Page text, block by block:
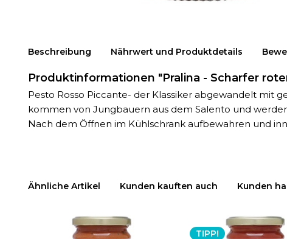
Beschreibung Nährwert und Produktdetails
Produktinformationen "Pralina - Scharfer
Pesto Rosso Piccante- der Klassiker abgewandelt mit
kommen von Jungbauern aus dem Salento und
Nach dem Öffnen im Kühlschrank aufbewahren und
Ähnliche Artikel Kunden kauften auch Kunden
TIPP!